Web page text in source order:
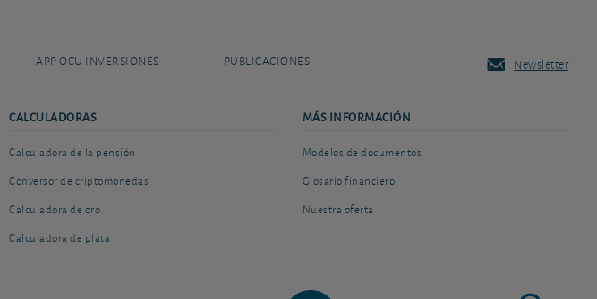
APP OCU INVERSIONES PUBLICACIONES Newsletter
CALCULADORAS
Calculadora de la pensión
Conversor de criptomonedas
Calculadora de oro
Calculadora de plata
MÁS INFORMACIÓN
Modelos de documentos
Glosario financiero
Nuestra oferta